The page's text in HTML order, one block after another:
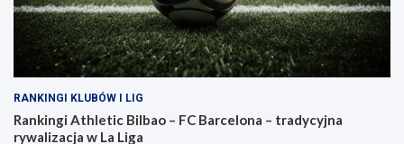
RANKINGI KLUBÓW I LIG
Rankingi Athletic Bilbao – FC Barcelona – tradycyjna
rywalizacja w La Liga